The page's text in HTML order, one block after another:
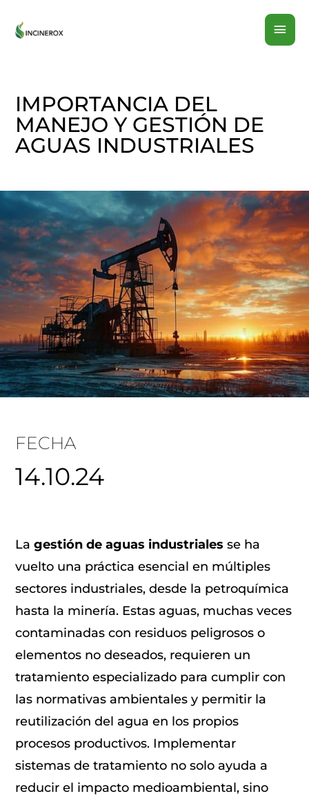
IMPORTANCIA DEL
MANEJO Y GESTIÓN DE
AGUAS INDUSTRIALES
FECHA
14.10.24
Lagestión de aguas industriales se ha
vuelto una práctica esencial en múltiples
sectores industriales, desde la petroquímica
hasta la minería. Estas aguas, muchas veces
contaminadas con residuos peligrosos o
elementos no deseados, requieren un
tratamiento especializado para cumplir con
las normativas ambientales y permitir la
reutilización del agua en los propios
procesos productivos. Implementar
sistemas de tratamiento no solo ayuda a
reducir el impacto medioambiental, sino